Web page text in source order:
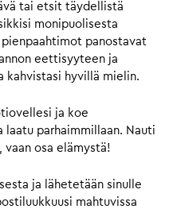
tai etsit täydellistä
monipuolisesta
panostavat
eettisyyteen ja
kahvistasi hyvillä mielin.
ja koe
laatu parhaimmillaan. Nauti
vaan osa elämystä!
ja lähetetään sinulle
mahtuvissa